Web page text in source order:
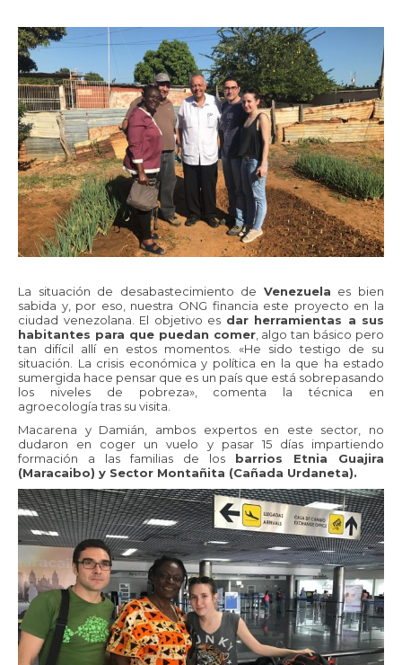
La situación de desabastecimiento de Venezuela es bien
sabida y, por eso, nuestra ONG financia este proyecto en la
ciudad venezolana. El objetivo es dar herramientas a sus
habitantes para que puedan comer, algo tan básico pero
tan difícil allí en estos momentos. «He sido testigo de su
situación. La crisis económica y política en la que ha estado
sumergida hace pensar que es un país que está sobrepasando
los niveles de pobreza», comenta la técnica en
agroecología tras su visita.
Macarena y Damián, ambos expertos en este sector, no
dudaron en coger un vuelo y pasar 15 días impartiendo
formación a las familias de los barrios Etnia Guajira
(Maracaibo) y Sector Montañita (Cañada Urdaneta).